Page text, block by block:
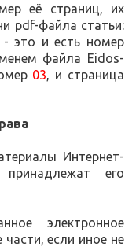
её страниц, их
pdf-файла статьи:
это и есть номер
файла Eidos-
03, и страница
Интернет-
его
электронное
если иное не